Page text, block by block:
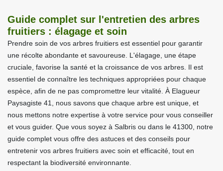
Guide complet sur l'entretien des arbres
fruitiers : élagage et soin
Prendre soin de vos arbres fruitiers est essentiel pour garantir
une récolte abondante et savoureuse. L'élagage, une étape
cruciale, favorise la santé et la croissance de vos arbres. Il est
essentiel de connaître les techniques appropriées pour chaque
espèce, afin de ne pas compromettre leur vitalité. À Elagueur
Paysagiste 41, nous savons que chaque arbre est unique, et
nous mettons notre expertise à votre service pour vous conseiller
et vous guider. Que vous soyez à Salbris ou dans le 41300, notre
guide complet vous offre des astuces et des conseils pour
entretenir vos arbres fruitiers avec soin et efficacité, tout en
respectant la biodiversité environnante.